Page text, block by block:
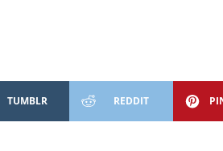
TUMBLR REDDIT